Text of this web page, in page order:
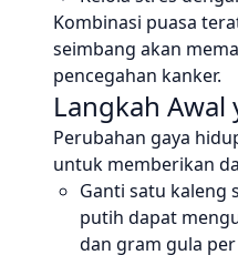
Kombinasi puasa
seimbang akan
pencegahan kanker.
Langkah Awal
Perubahan gaya
untuk memberikan
Ganti satu kaleng
putih dapat
dan gram gula